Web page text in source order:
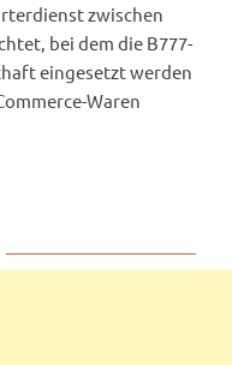
zwischen
bei dem die B777-
eingesetzt werden
Waren